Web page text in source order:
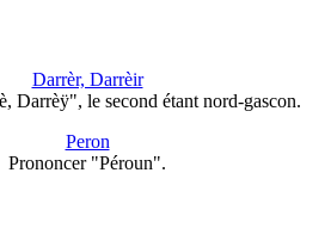
Darrèr, Darrèir
Darrèÿ", le second étant nord-gascon.
Peron
Prononcer "Péroun".